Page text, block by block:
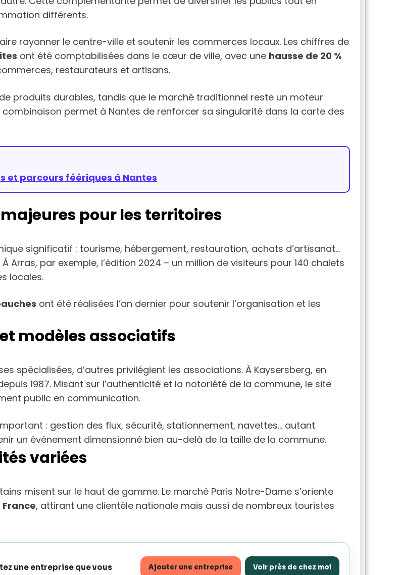
différents.
rayonner le centre-ville et soutenir les commerces locaux. Les chiffres de
ont été comptabilisées dans le cœur de ville, avec une hausse de 20 %
restaurateurs et artisans.
produits durables, tandis que le marché traditionnel reste un moteur
permet à Nantes de renforcer sa singularité dans la carte des
et parcours féériques à Nantes
pour les territoires
significatif : tourisme, hébergement, restauration, achats d’artisanat…
Arras, par exemple, l’édition 2024 – un million de visiteurs pour 140 chalets
locales.
ont été réalisées l’an dernier pour soutenir l’organisation et les
modèles associatifs
spécialisées, d’autres privilégient les associations. À Kaysersberg, en
1987. Misant sur l’authenticité et la notoriété de la commune, le site
public en communication.
: gestion des flux, sécurité, stationnement, navettes… autant
un événement dimensionné bien au-delà de la taille de la commune.
variées
misent sur le haut de gamme. Le marché Paris Notre-Dame s’oriente
France, attirant une clientèle nationale mais aussi de nombreux touristes
une entreprise que vous
Ajouter une entreprise Voir près de chez moi